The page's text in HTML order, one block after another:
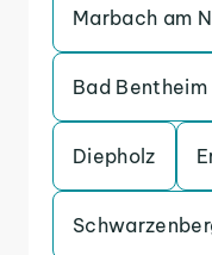
Marbach am
Bad Bentheim
Diepholz